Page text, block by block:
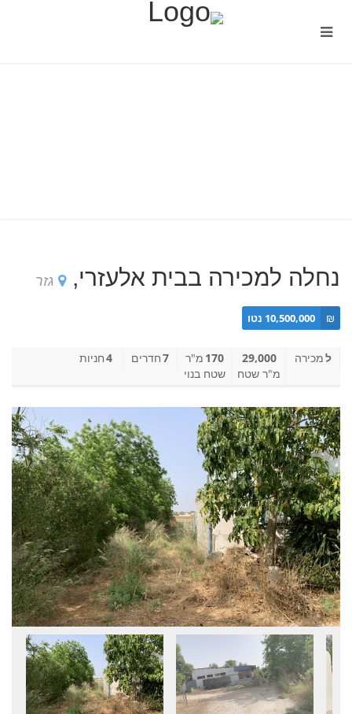
נחלה למכירה בבית אלעזרי, גזר
₪ 10,500,000 נטו
למכירה
29,000
מ"ר שטח
170 מ"ר
שטח בנוי
7חדרים 4חניות